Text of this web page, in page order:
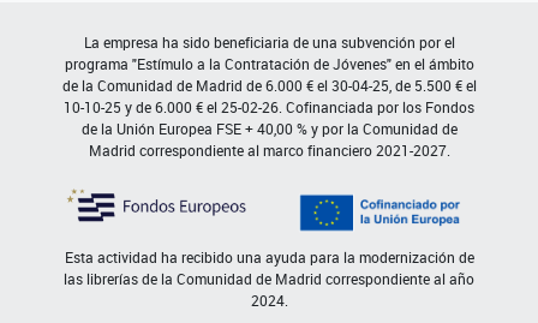
La empresa ha sido beneficiaria de una subvención por el
programa "Estímulo a la Contratación de Jóvenes" en el ámbito
de la Comunidad de Madrid de 6.000 € el 30-04-25, de 5.500 € el
10-10-25 y de 6.000 € el 25-02-26. Cofinanciada por los Fondos
de la Unión Europea FSE + 40,00 % y por la Comunidad de
Madrid correspondiente al marco financiero 2021-2027.
Esta actividad ha recibido una ayuda para la modernización de
las librerías de la Comunidad de Madrid correspondiente al año
2024.